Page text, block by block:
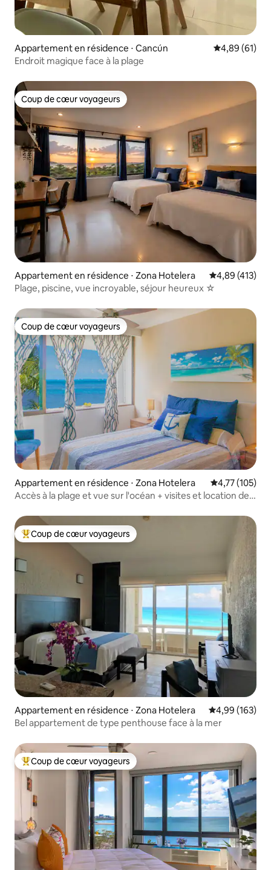
Appartement en résidence ⋅ Cancún Évaluation
4,89 (61)
Endroit magique face à la plage
Coup de cœur voyageurs
Coup de cœur voyageurs
Appartement en résidence ⋅ Zona Hotelera Évaluation
4,89 (413)
Plage, piscine, vue incroyable, séjour heureux ☆
Coup de cœur voyageurs
Coup de cœur voyageurs
Appartement en résidence ⋅ Zona Hotelera Évaluation
4,77 (105)
Accès à la plage et vue sur l'océan + visites et location de
Coups de cœur voyageurs les plus appréciés
Coup de cœur voyageurs
Appartement en résidence ⋅ Zona Hotelera Évaluation
4,99 (163)
Bel appartement de type penthouse face à la mer
Coups de cœur voyageurs les plus appréciés
Coup de cœur voyageurs